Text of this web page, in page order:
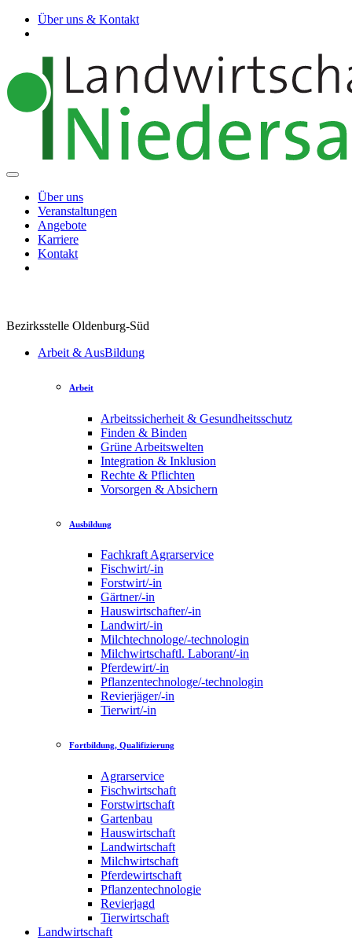
Über uns & Kontakt
Über uns
Veranstaltungen
Angebote
Karriere
Kontakt
Bezirksstelle Oldenburg-Süd
Arbeit & AusBildung
Arbeit
Arbeitssicherheit & Gesundheitsschutz
Finden & Binden
Grüne Arbeitswelten
Integration & Inklusion
Rechte & Pflichten
Vorsorgen & Absichern
Ausbildung
Fachkraft Agrarservice
Fischwirt/-in
Forstwirt/-in
Gärtner/-in
Hauswirtschafter/-in
Landwirt/-in
Milchtechnologe/-technologin
Milchwirtschaftl. Laborant/-in
Pferdewirt/-in
Pflanzentechnologe/-technologin
Revierjäger/-in
Tierwirt/-in
Fortbildung, Qualifizierung
Agrarservice
Fischwirtschaft
Forstwirtschaft
Gartenbau
Hauswirtschaft
Landwirtschaft
Milchwirtschaft
Pferdewirtschaft
Pflanzentechnologie
Revierjagd
Tierwirtschaft
Landwirtschaft